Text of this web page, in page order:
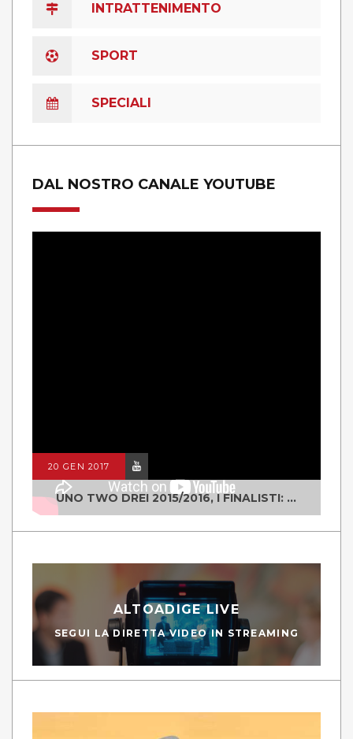
INTRATTENIMENTO
SPORT
SPECIALI
DAL NOSTRO CANALE YOUTUBE
20 GEN 2017
UNO TWO DREI 2015/2016, I FINALISTI: CLASSE IV ALS ISTITUTO "DEGASPERI" BORGO VALSUGANA
ALTOADIGE LIVE
SEGUI LA DIRETTA VIDEO IN STREAMING